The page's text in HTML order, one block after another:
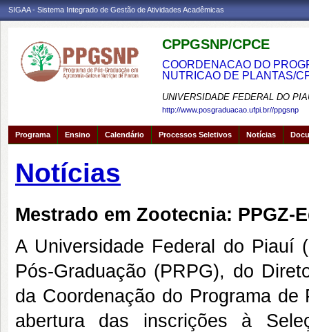
SIGAA - Sistema Integrado de Gestão de Atividades Acadêmicas
CPPGSNP/CPCE
COORDENACAO DO
NUTRICAO DE PLANTAS/
UNIVERSIDADE FEDERAL DO
http://www.posgraduacao.ufpi.br//ppgsnp
Programa Ensino Calendário Processos Seletivos Notícias
Notícias
Mestrado em Zootecnia: PPGZ-
A Universidade Federal do Piauí
Pós-Graduação (PRPG), do
da Coordenação do Programa
abertura das inscrições à